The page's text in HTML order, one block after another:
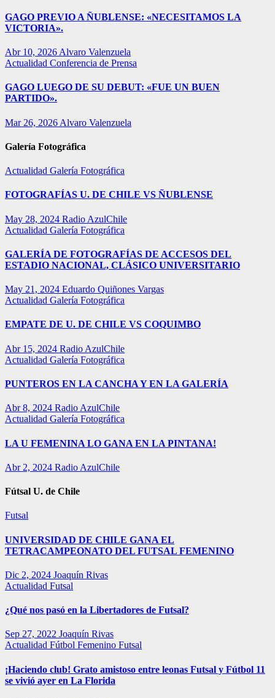
GAGO PREVIO A ÑUBLENSE: «NECESITAMOS LA
VICTORIA».
Abr 10, 2026 Alvaro Valenzuela
Actualidad Conferencia de Prensa
GAGO LUEGO DE SU DEBUT: «FUE UN BUEN
PARTIDO».
Mar 26, 2026 Alvaro Valenzuela
Galería Fotográfica
Actualidad Galería Fotográfica
FOTOGRAFÍAS U. DE CHILE VS ÑUBLENSE
May 28, 2024 Radio AzulChile
Actualidad Galería Fotográfica
GALERÍA DE FOTOGRAFÍAS DE ACCESOS DEL
ESTADIO NACIONAL, CLÁSICO UNIVERSITARIO
May 21, 2024 Eduardo Quiñones Vargas
Actualidad Galería Fotográfica
EMPATE DE U. DE CHILE VS COQUIMBO
Abr 15, 2024 Radio AzulChile
Actualidad Galería Fotográfica
PUNTEROS EN LA CANCHA Y EN LA GALERÍA
Abr 8, 2024 Radio AzulChile
Actualidad Galería Fotográfica
LA U FEMENINA LO GANA EN LA PINTANA!
Abr 2, 2024 Radio AzulChile
Fútsal U. de Chile
Futsal
UNIVERSIDAD DE CHILE GANA EL
TETRACAMPEONATO DEL FUTSAL FEMENINO
Dic 2, 2024 Joaquín Rivas
Actualidad Futsal
¿Qué nos pasó en la Libertadores de Futsal?
Sep 27, 2022 Joaquín Rivas
Actualidad Fútbol Femenino Futsal
¡Haciendo club! Grato amistoso entre leonas Futsal y Fútbol 11
se vivió ayer en La Florida